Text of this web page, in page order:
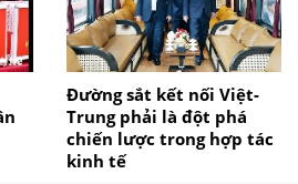
Đường sắt kết nối Việt-
Trung phải là đột phá
chiến lược trong hợp tác
kinh tế